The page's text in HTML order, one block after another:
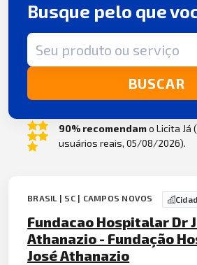
Busque pelo que
Termo de busca
BUSCAR
90% recomendamo Licita Já
usuários reais, 05/08/2026).
BRASIL | SC | CAMPOS NOVOS
Fundacao Hospitalar Dr
Athanazio - Fundação
José Athanazio